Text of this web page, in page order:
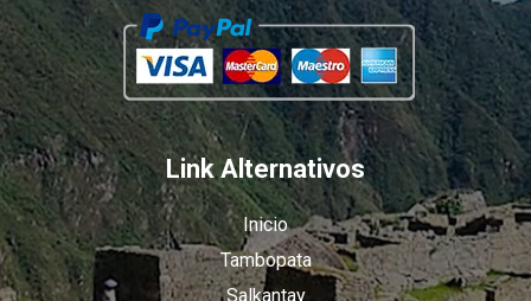
Link Alternativos
Inicio
Tambopata
Salkantay